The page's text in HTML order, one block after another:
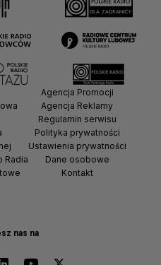
nas na
Radia
Agencja Promocji
Agencja Reklamy
Regulamin serwisu
Polityka prywatności
Ustawienia prywatności
Dane osobowe
Kontakt